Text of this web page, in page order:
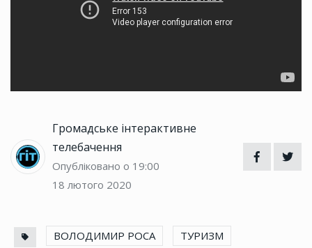
Громадське інтерактивне
телебачення
Опубліковано о 19:00
18 лютого 2020
ВОЛОДИМИР РОСА ТУРИЗМ